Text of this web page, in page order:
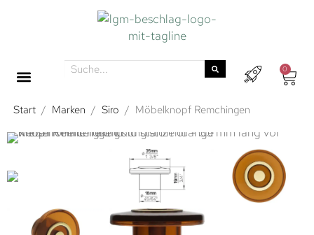
0
Start / Marken / Siro / Möbelknopf Remchingen